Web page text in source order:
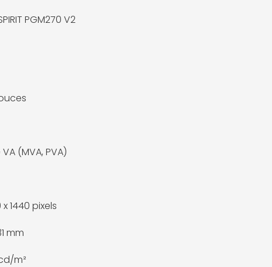
PGM270 V2
(MVA, PVA)
1440 pixels
mm
m²